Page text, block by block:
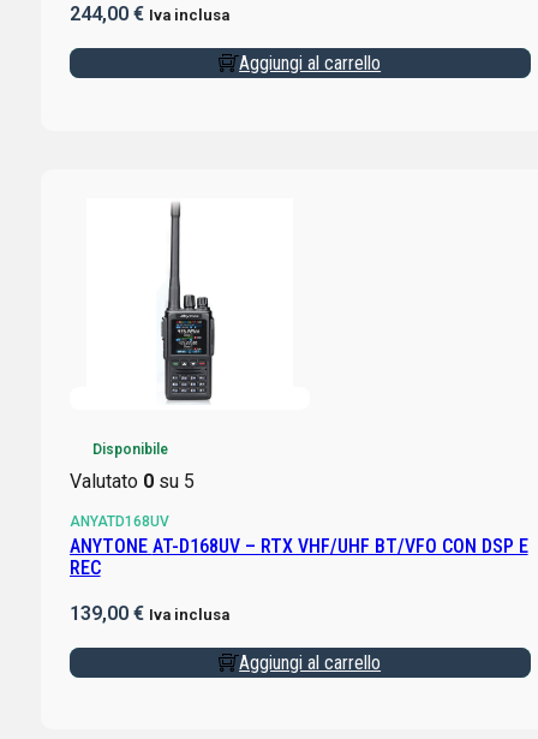
244,00 € Iva inclusa
Aggiungi al carrello
Disponibile
Valutato 0su 5
ANYATD168UV
ANYTONE AT-D168UV – RTX VHF/UHF BT/VFO CON DSP E
REC
139,00 € Iva inclusa
Aggiungi al carrello